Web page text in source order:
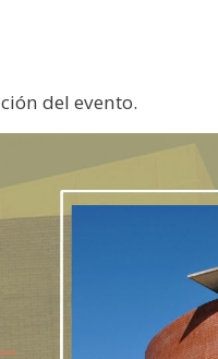
del evento.